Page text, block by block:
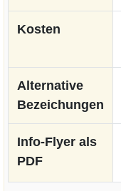
Kosten
Alternative
Bezeichungen
Info-Flyer als
PDF